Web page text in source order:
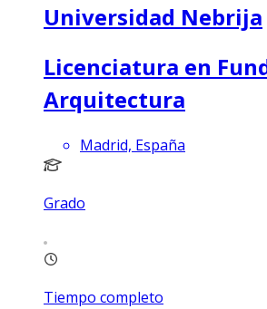
Universidad Nebrija
Licenciatura en
Arquitectura
Madrid, España
Grado
Tiempo completo